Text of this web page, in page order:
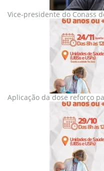
Vice-presidente do Conass
Aplicação da dose reforço